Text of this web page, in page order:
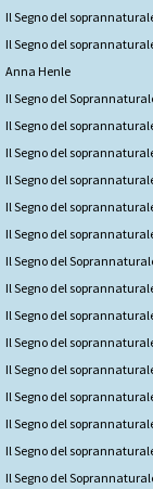
Il Segno del
Il Segno del
Anna Henle
Il Segno del
Il Segno del
Il Segno del
Il Segno del
Il Segno del
Il Segno del
Il Segno del
Il Segno del
Il Segno del
Il Segno del
Il Segno del
Il Segno del
Il Segno del
Il Segno del
Il Segno del